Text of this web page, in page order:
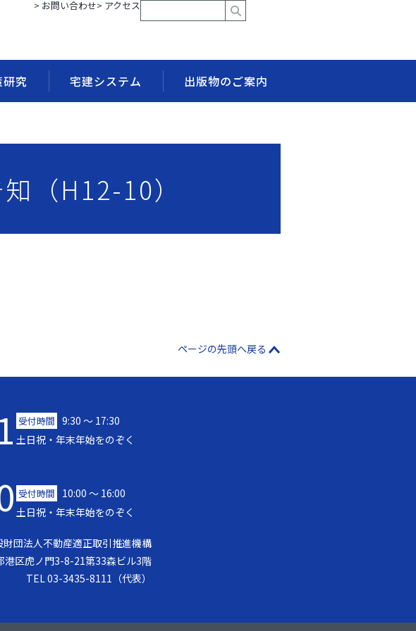
> お問い合わせ> アクセス
究 宅建システム 出版物のご案内
（H12-10）
ページの先頭へ戻る
受付時間 9:30 〜 17:30
土日祝・年末年始をのぞく
受付時間
10:00 ～ 16:00
土日祝・年末年始をのぞく
財団法人不動産適正取引推進機構
港区虎ノ門3-8-21第33森ビル3階
TEL 03-3435-8111（代表）